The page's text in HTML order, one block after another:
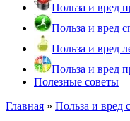
Польза и вред
Польза и вред
Польза и вред
Польза и вред
Полезные советы
Главная » Польза и вред